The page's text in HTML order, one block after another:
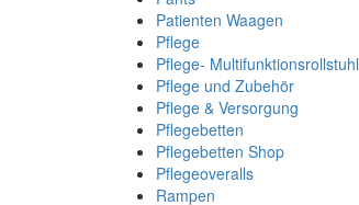
Patienten Waagen
Pflege
Pflege- Multifunktionsrollstuhl
Pflege und Zubehör
Pflege & Versorgung
Pflegebetten
Pflegebetten Shop
Pflegeoveralls
Rampen